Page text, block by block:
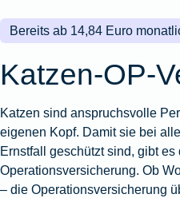
Produktübersicht
Zur
Bereits ab 14,84 Euro
Katzen-OP-
Katzen sind anspruchsvolle
eigenen Kopf. Damit sie bei
Ernstfall geschützt sind, gibt
Operationsversicherung. Ob
– die Operationsversicherung